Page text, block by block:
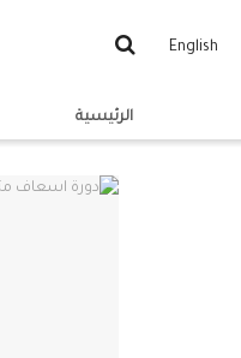
English
الرئيسية